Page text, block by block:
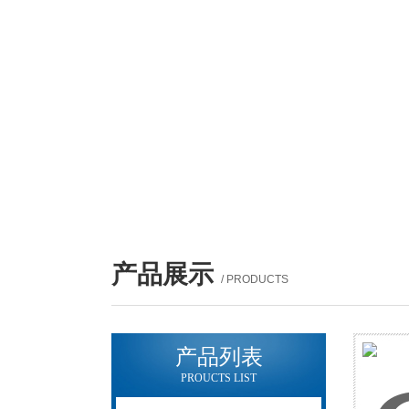
产品展示 / PRODUCTS
产品列表
PROUCTS LIST